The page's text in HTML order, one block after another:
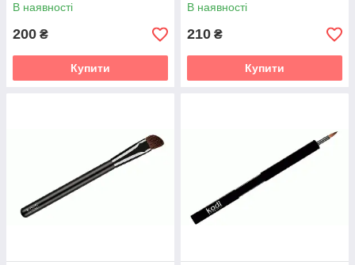
В наявності
200 ₴
Купити
В наявності
210 ₴
Купити